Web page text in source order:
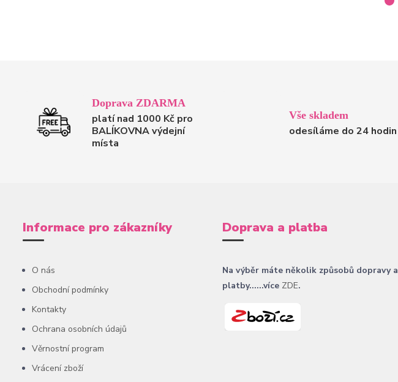
Doprava ZDARMA
platí nad 1000 Kč pro
BALÍKOVNA výdejní
místa
Vše skladem
odesíláme do 24 hodin
Informace pro zákazníky
O nás
Obchodní podmínky
Kontakty
Ochrana osobních údajů
Věrnostní program
Vrácení zboží
Doprava a platba
Na výběr máte několik způsobů dopravy a
platby......více ZDE.